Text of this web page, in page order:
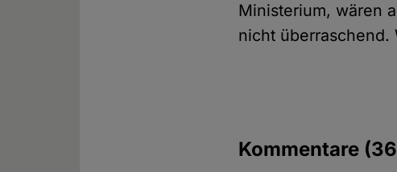
Ministerium, wären
nicht überraschend.
Kommentare